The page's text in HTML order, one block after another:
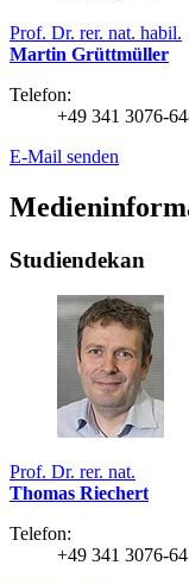
Prof. Dr. rer. nat. habil.
Martin Grüttmüller
Telefon:
+49 341 3076-
E-Mail senden
Studiendekan
Prof. Dr. rer. nat.
Thomas Riechert
Telefon:
+49 341 3076-